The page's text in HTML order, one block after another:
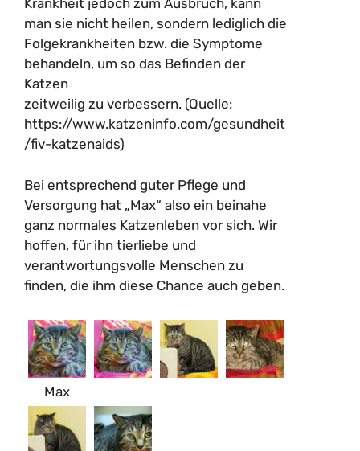
Krankheit jedoch zum Ausbruch, kann
man sie nicht heilen, sondern lediglich die
Folgekrankheiten bzw. die Symptome
behandeln, um so das Befinden der
Katzen
zeitweilig zu verbessern. (Quelle:
https://www.katzeninfo.com/gesundheit
/fiv-katzenaids)
Bei entsprechend guter Pflege und
Versorgung hat „Max“ also ein beinahe
ganz normales Katzenleben vor sich. Wir
hoffen, für ihn tierliebe und
verantwortungsvolle Menschen zu
finden, die ihm diese Chance auch geben.
Max